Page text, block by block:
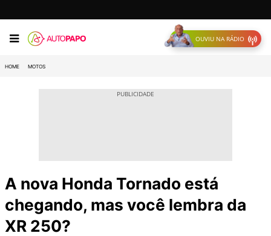
OUVIU NA RÁDIO
HOME MOTOS
A nova Honda Tornado está
chegando, mas você lembra da
XR 250?